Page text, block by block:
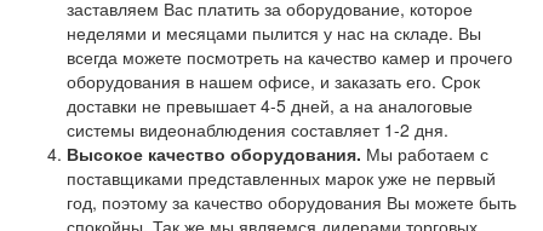
заставляем Вас платить за оборудование, которое
неделями и месяцами пылится у нас на складе. Вы
всегда можете посмотреть на качество камер и прочего
оборудования в нашем офисе, и заказать его. Срок
доставки не превышает 4-5 дней, а на аналоговые
системы видеонаблюдения составляет 1-2 дня.
Высокое качество оборудования. Мы работаем с
поставщиками представленных марок уже не первый
год, поэтому за качество оборудования Вы можете быть